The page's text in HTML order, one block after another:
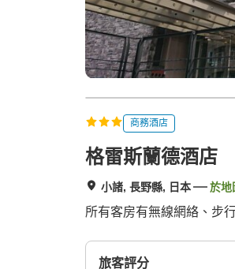
商務酒店
格雷斯蘭德酒店
小諸, 長野縣, 日本 於地
所有客房有無線網絡、步
旅客評分